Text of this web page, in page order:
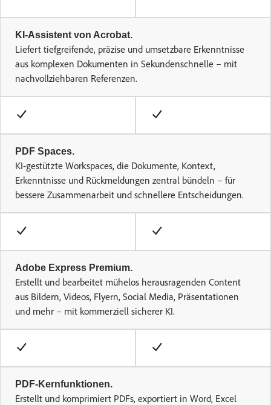
KI-Assistent von Acrobat.
Liefert tiefgreifende, präzise und umsetzbare Erkenntnisse
aus komplexen Dokumenten in Sekundenschnelle – mit
nachvollziehbaren Referenzen.
PDF Spaces.
KI-gestützte Workspaces, die Dokumente, Kontext,
Erkenntnisse und Rückmeldungen zentral bündeln – für
bessere Zusammenarbeit und schnellere Entscheidungen.
Adobe Express Premium.
Erstellt und bearbeitet mühelos herausragenden Content
aus Bildern, Videos, Flyern, Social Media, Präsentationen
und mehr – mit kommerziell sicherer KI.
PDF-Kernfunktionen.
Erstellt und komprimiert PDFs, exportiert in Word, Excel